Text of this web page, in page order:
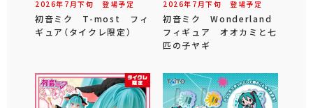
2026年 7 月下旬 登場予定
初音ミク T-most フィ
ギュア（タイクレ限定）
2026年 7 月下旬 登場予定
初音ミク Wonderland
フィギュア オオカミと七
匹の子ヤギ